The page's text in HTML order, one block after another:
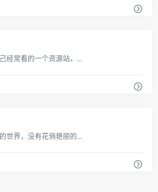
经常看的一个资源站，...
世界，没有花俏艳丽的...